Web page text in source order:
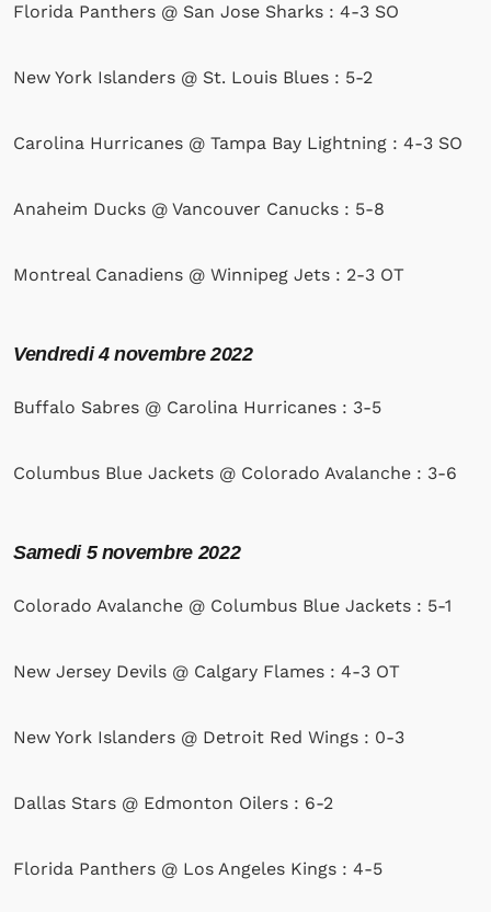
Florida Panthers @ San Jose Sharks : 4-3 SO
New York Islanders @ St. Louis Blues : 5-2
Carolina Hurricanes @ Tampa Bay Lightning : 4-3 SO
Anaheim Ducks @ Vancouver Canucks : 5-8
Montreal Canadiens @ Winnipeg Jets : 2-3 OT
Vendredi 4 novembre 2022
Buffalo Sabres @ Carolina Hurricanes : 3-5
Columbus Blue Jackets @ Colorado Avalanche : 3-6
Samedi 5 novembre 2022
Colorado Avalanche @ Columbus Blue Jackets : 5-1
New Jersey Devils @ Calgary Flames : 4-3 OT
New York Islanders @ Detroit Red Wings : 0-3
Dallas Stars @ Edmonton Oilers : 6-2
Florida Panthers @ Los Angeles Kings : 4-5